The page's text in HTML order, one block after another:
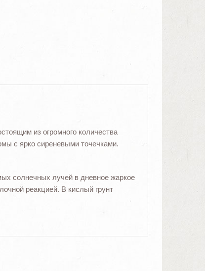
из огромного количества
с ярко сиреневыми точечками.
солнечных лучей в дневное жаркое
реакцией. В кислый грунт